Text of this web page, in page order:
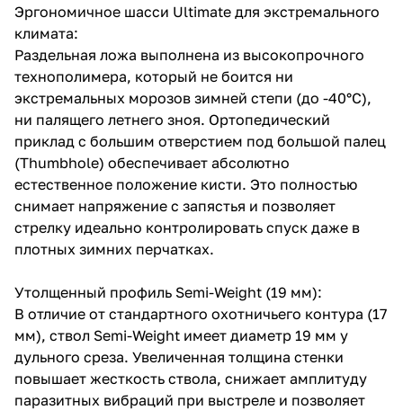
Эргономичное шасси Ultimate для экстремального
климата:
Раздельная ложа выполнена из высокопрочного
технополимера, который не боится ни
экстремальных морозов зимней степи (до -40°C),
ни палящего летнего зноя. Ортопедический
приклад с большим отверстием под большой палец
(Thumbhole) обеспечивает абсолютно
естественное положение кисти. Это полностью
снимает напряжение с запястья и позволяет
стрелку идеально контролировать спуск даже в
плотных зимних перчатках.
Утолщенный профиль Semi-Weight (19 мм):
В отличие от стандартного охотничьего контура (17
мм), ствол Semi-Weight имеет диаметр 19 мм у
дульного среза. Увеличенная толщина стенки
повышает жесткость ствола, снижает амплитуду
паразитных вибраций при выстреле и позволяет